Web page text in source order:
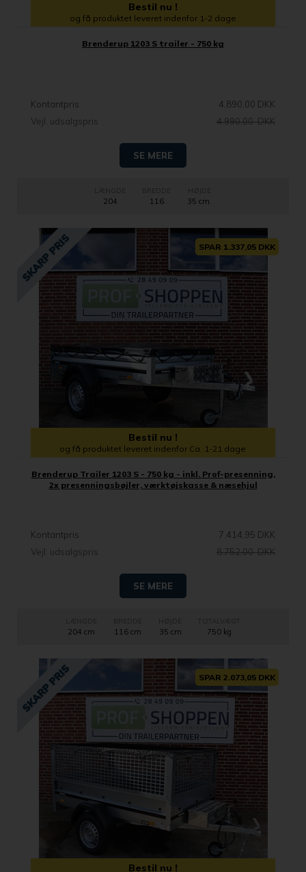
Bestil nu !
og få produktet leveret indenfor 1-2 dage
Brenderup 1203 S trailer - 750 kg
Kontantpris
4.890,00 DKK
Vejl. udsalgspris
4.990,00 DKK
SE MERE
204 116
HØJDE
35 cm.
SPAR 1.337,05 DKK
Bestil nu !
og få produktet leveret indenfor Ca. 1-21 dage
Brenderup Trailer 1203 S - 750 kg - inkl. Prof-presenning,
2x presenningsbøjler, værktøjskasse & næsehjul
Kontantpris
7.414,95 DKK
Vejl. udsalgspris
8.752,00 DKK
SE MERE
204 cm 116 cm
HØJDE
35 cm
TOTALVÆGT
750 kg
SPAR 2.073,05 DKK
Bestil nu !